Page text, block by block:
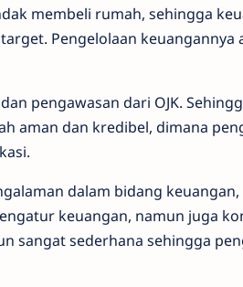
membeli rumah, sehingga
Pengelolaan keuangannya
pengawasan dari OJK.
aman dan kredibel, dimana
dalam bidang
keuangan, namun juga
sangat sederhana sehingga